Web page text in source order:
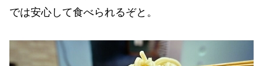
では安心して食べられるぞと。